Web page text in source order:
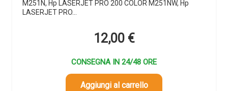
M251N, Hp LASERJET PRO 200 COLOR M251NW, Hp
LASERJET PRO…
12,00 €
CONSEGNA IN 24/48 ORE
Aggiungi al carrello